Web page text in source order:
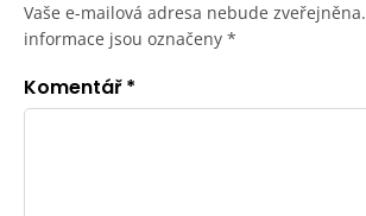
Vaše e-mailová adresa nebude zveřejněna.
informace jsou označeny *
Komentář*